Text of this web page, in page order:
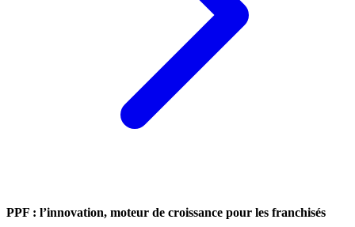
PPF : l’innovation, moteur de croissance pour les franchisés